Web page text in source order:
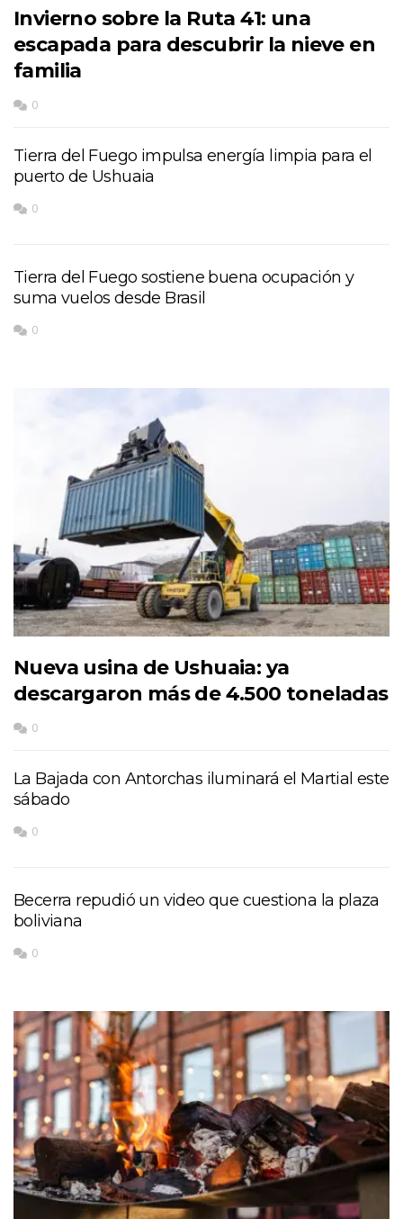
Invierno sobre la Ruta 41: una
escapada para descubrir la nieve en
familia
0
Tierra del Fuego impulsa energía limpia para el
puerto de Ushuaia
0
Tierra del Fuego sostiene buena ocupación y
suma vuelos desde Brasil
0
Nueva usina de Ushuaia: ya
descargaron más de 4.500 toneladas
0
La Bajada con Antorchas iluminará el Martial este
sábado
0
Becerra repudió un video que cuestiona la plaza
boliviana
0